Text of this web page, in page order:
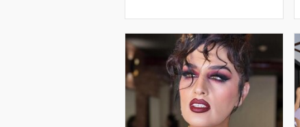
sonra Cicini